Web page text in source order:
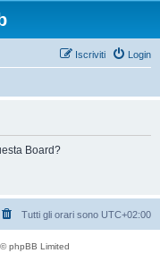
Login
Iscriviti
Board?
Tutti gli orari sono UTC+02:00
phpBB Limited